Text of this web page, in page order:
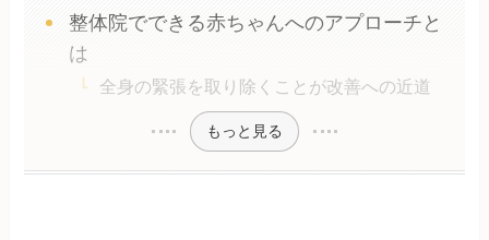
整体院でできる赤ちゃんへのアプローチと
は
全身の緊張を取り除くことが改善への近道
もっと見る